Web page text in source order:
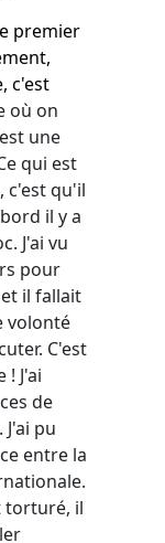
premier
c'est
où on
une
qui est
c'est qu'il
il y a
J'ai vu
pour
il fallait
volonté
C'est
J'ai
de
pu
entre la
torturé, il